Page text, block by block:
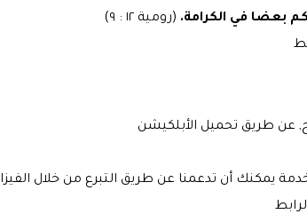
بعضا في الكرامة. (رومية ١٢ : ٩)
عن طريق تحميل الأبلكيشن
يمكنك أن تدعمنا عن طريق التبرع من خلال الفيزا